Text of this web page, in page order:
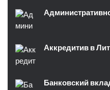
Аккредитив в
Банковский